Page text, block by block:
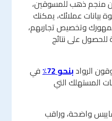
منجم ذهب للمسوقين،
بيانات عملائك، يمكنك
وتخصيص تجاربهم،
للحصول على نتائج
الروادبنحو 72٪
في
المستهلك التي
واضحة، وراقب